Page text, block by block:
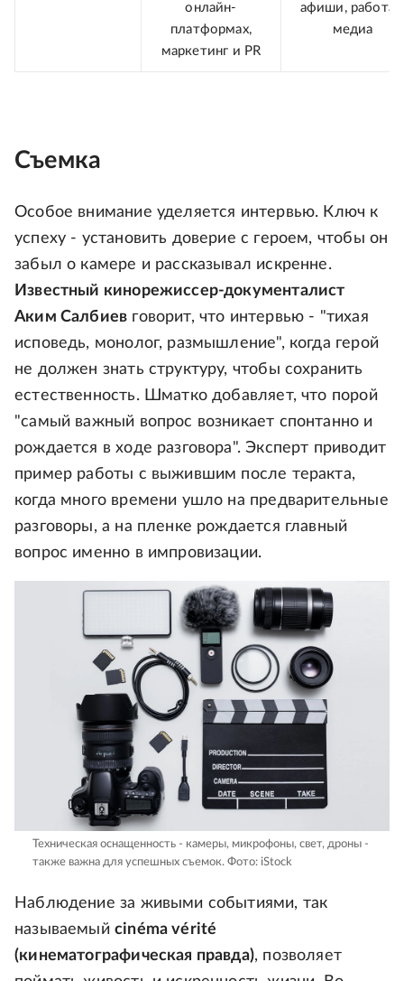
онлайн-
платформах,
маркетинг и PR
афиши, работа
медиа
Съемка
Особое внимание уделяется интервью. Ключ к
успеху - установить доверие с героем, чтобы он
забыл о камере и рассказывал искренне.
Известный кинорежиссер-документалист
Аким Салбиев говорит, что интервью - "тихая
исповедь, монолог, размышление", когда герой
не должен знать структуру, чтобы сохранить
естественность. Шматко добавляет, что порой
"самый важный вопрос возникает спонтанно и
рождается в ходе разговора". Эксперт приводит
пример работы с выжившим после теракта,
когда много времени ушло на предварительные
разговоры, а на пленке рождается главный
вопрос именно в импровизации.
Техническая оснащенность - камеры, микрофоны, свет, дроны -
также важна для успешных съемок. Фото: iStock
Наблюдение за живыми событиями, так
называемый cinéma vérité
(кинематографическая правда), позволяет